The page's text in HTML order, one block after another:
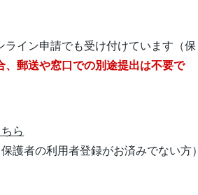
イン申請でも受け付けています（保
、郵送や窓口での別途提出は不要で
ら
護者の利用者登録がお済みでない方）